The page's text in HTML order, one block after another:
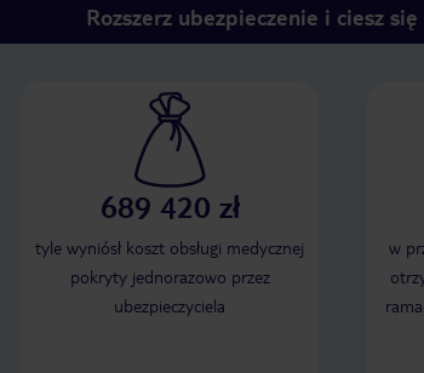
Rozszerz ubezpieczenie i ciesz
689 420 zł
tyle wyniósł koszt obsługi medycznej
pokryty jednorazowo przez
ubezpieczyciela
w